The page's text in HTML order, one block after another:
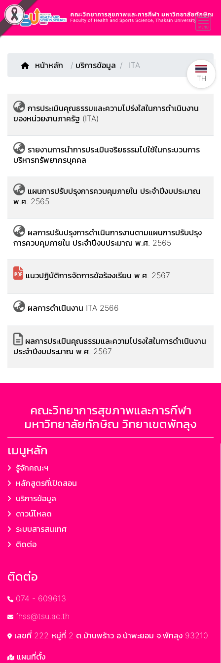
หน้าหลัก / บริการข้อมูล ITA
การประเมินคุณธรรมและความโปร่งใสในการดําเนินงาน
ของหน่วยงานภาครัฐ (ITA)
รายงานการนำการประเมินจริยธรรมไปใช้ในกระบวนการ
บริหารทรัพยากรบุคคล
แผนการปรับปรุงการควบคุมภายใน ประจำปีงบประมาณ
พ.ศ. 2565
ผลการปรับปรุงการดำเนินการงานตามแผนการปรับปรุง
การควบคุมภายใน ประจำปีงบประมาณ พ.ศ. 2565
แนวปฏิบัติการจัดการข้อร้องเรียน พ.ศ. 2567
ผลการดำเนินงาน ITA 2566
ผลการประเมินคุณธรรมและความโปรงใสในการดำเนินงาน
ประจำปีงบประมาณ พ.ศ. 2567
คณะวิทยาการสุขภาพและการกีฬา
มหาวิทยาลัยทักษิณ วิทยาเขตพัทลุง
เมนูหลัก
รู้จักคณะฯ
หลักสูตรที่เปิดสอน
บริการข้อมูล
ดาวน์โหลด
ระบบสารสนเทศ
ติดต่อ
ติดต่อ
074 - 609613
fhss@tsu.ac.th
เลขที่ 222 หมู่ที่ 2 ต.บ้านพร้าว อ.ป่าพะยอม จ.พัทลุง 93210
แผนที่ตั้ง
TH